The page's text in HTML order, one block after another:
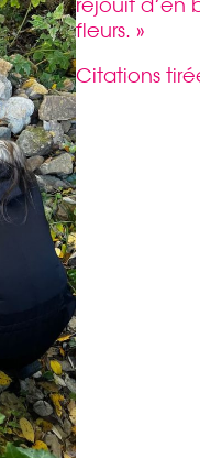
fleurs. »
Citations